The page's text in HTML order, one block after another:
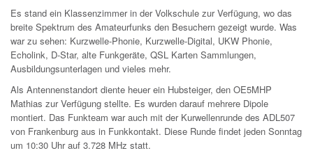
Es stand ein Klassenzimmer in der Volkschule zur Verfügung, wo das
breite Spektrum des Amateurfunks den Besuchern gezeigt wurde. Was
war zu sehen: Kurzwelle-Phonie, Kurzwelle-Digital, UKW Phonie,
Echolink, D-Star, alte Funkgeräte, QSL Karten Sammlungen,
Ausbildungsunterlagen und vieles mehr.
Als Antennenstandort diente heuer ein Hubsteiger, den OE5MHP
Mathias zur Verfügung stellte. Es wurden darauf mehrere Dipole
montiert. Das Funkteam war auch mit der Kurwellenrunde des ADL507
von Frankenburg aus in Funkkontakt. Diese Runde findet jeden Sonntag
um 10:30 Uhr auf 3.728 MHz statt.